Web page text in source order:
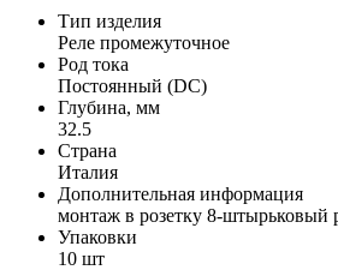
Тип изделия
Реле промежуточное
Род тока
Постоянный (DC)
Глубина, мм
32.5
Страна
Италия
Дополнительная информация
монтаж в розетку 8-штырьковый
Упаковки
10 шт